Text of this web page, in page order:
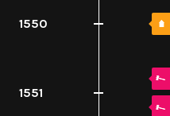
1550
1551